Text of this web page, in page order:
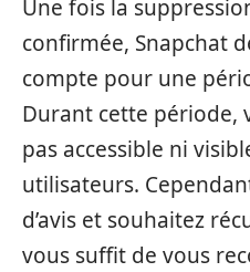
Une fois la
confirmée, Snapchat
compte pour une
Durant cette période,
pas accessible ni
utilisateurs.
d’avis et souhaitez
vous suffit de vous